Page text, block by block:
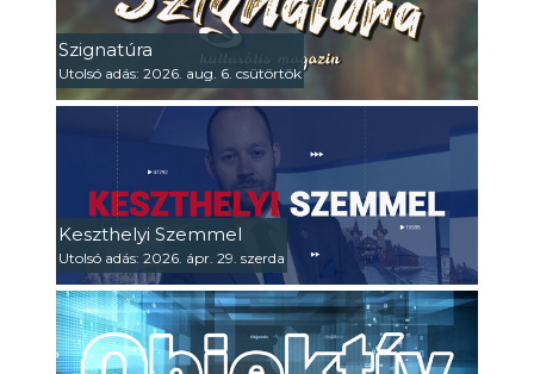
Szignatúra
Utolsó adás: 2026. aug. 6. csütörtök
Keszthelyi Szemmel
Utolsó adás: 2026. ápr. 29. szerda